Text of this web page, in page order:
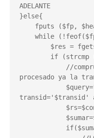
ADELANTE
}else{
procesado ya la
transid='$transid'